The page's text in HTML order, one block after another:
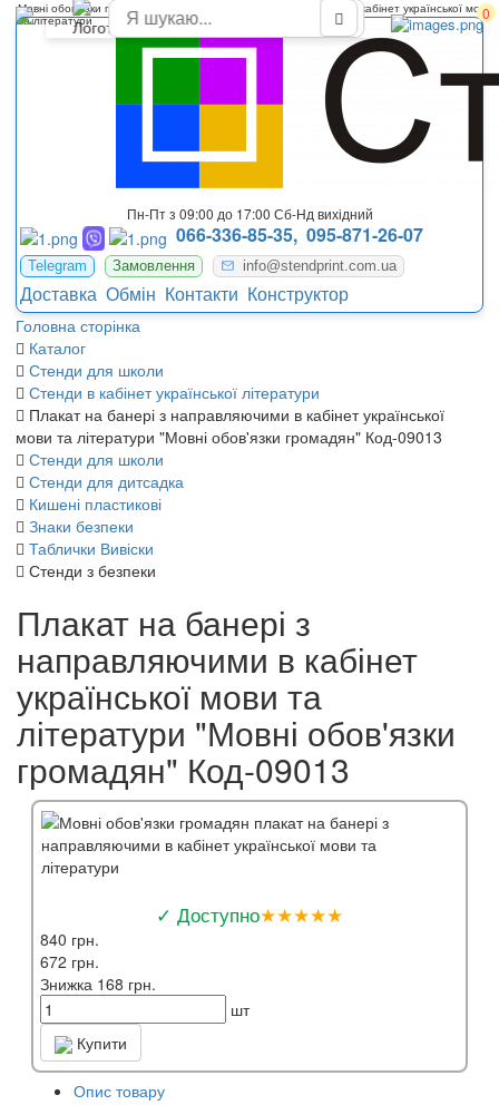
0
Пн-Пт з 09:00 до 17:00 Сб-Нд вихідний
066-336-85-35, 095-871-26-07
Telegram Замовлення info@stendprint.com.ua
Доставка Обмін Контакти Конструктор
Головна сторінка
Каталог
Стенди для школи
Стенди в кабінет української літератури
Плакат на банері з направляючими в кабінет української
мови та літератури "Мовні обов'язки громадян" Код-09013
Стенди для школи
Стенди для дитсадка
Кишені пластикові
Знаки безпеки
Таблички Вивіски
Стенди з безпеки
Мовні обов'язки громадян плакат на банері з направляючими в кабінет української мови
та літератури
Плакат на банері з
направляючими в кабінет
української мови та
літератури "Мовні обов'язки
громадян" Код-09013
✓ Доступно★★★★★
840 грн.
672 грн.
Знижка 168 грн.
шт
Купити
Опис товару